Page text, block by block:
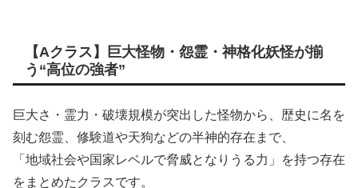
【Aクラス】巨大怪物・怨霊・神格化妖怪が揃
う“高位の強者”
巨大さ・霊力・破壊規模が突出した怪物から、歴史に名を
刻む怨霊、修験道や天狗などの半神的存在まで、
「地域社会や国家レベルで脅威となりうる力」を持つ存在
をまとめたクラスです。